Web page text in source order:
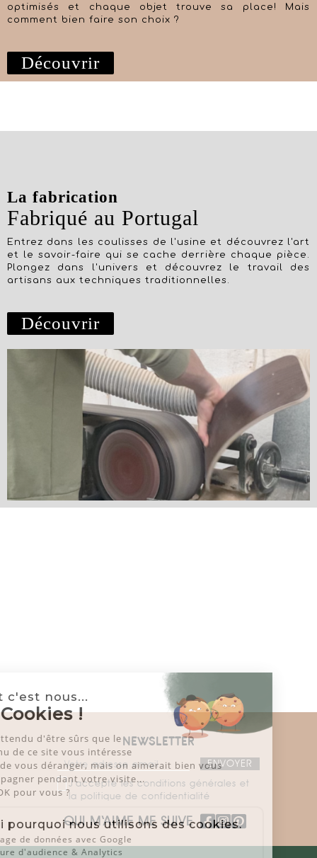
optimisés et chaque objet trouve sa place! Mais
comment bien faire son choix ?
Découvrir
La fabrication
Fabriqué au Portugal
Entrez dans les coulisses de l'usine et découvrez l'art
et le savoir-faire qui se cache derrière chaque pièce.
Plongez dans l'univers et découvrez le travail des
artisans aux techniques traditionnelles.
Découvrir
NEWSLETTER
J'accepte les conditions générales et
la politique de confidentialité
QUI M‘AIME ME SUIVE
Salut c'est nous...
les Cookies !
On a attendu d'être sûrs que le
contenu de ce site vous intéresse
avant de vous déranger, mais on aimerait bien vous
accompagner pendant votre visite...
C'est OK pour vous ?
Voici pourquoi nous utilisons des cookies.
Partage de données avec Google
Mesure d'audience & Analytics